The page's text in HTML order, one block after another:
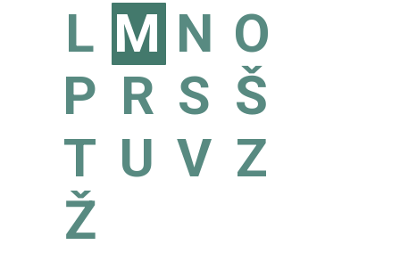
L M N O
P R S Š
T U V Z
Ž